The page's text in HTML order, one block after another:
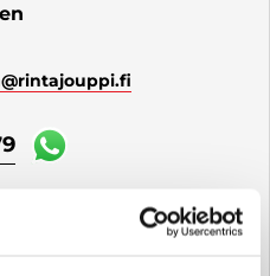
@rintajouppi.fi